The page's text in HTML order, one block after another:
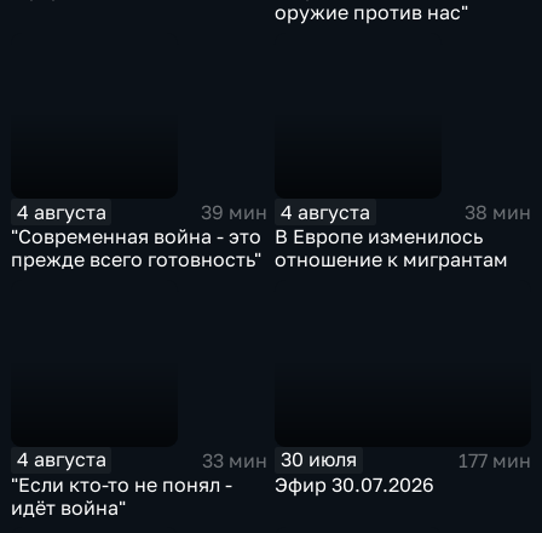
оружие против нас"
4 августа
39 мин
"Современная война - это
прежде всего готовность"
4 августа
38 мин
В Европе изменилось
отношение к мигрантам
4 августа
33 мин
"Если кто-то не понял -
идёт война"
30 июля
177 мин
Эфир 30.07.2026